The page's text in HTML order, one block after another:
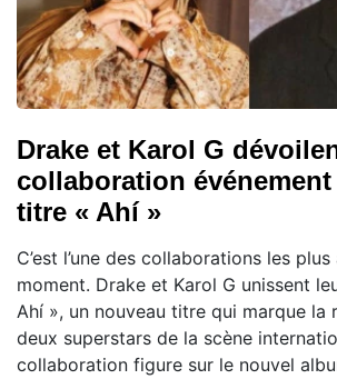
Drake et Karol G
collaboration événement
titre « Ahí »
C’est l’une des collaborations les
moment. Drake et Karol G unissent
Ahí », un nouveau titre qui marque la
deux superstars de la scène
collaboration figure sur le nouvel